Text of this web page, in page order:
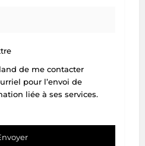
de me contacter
pour l’envoi de
liée à ses services.